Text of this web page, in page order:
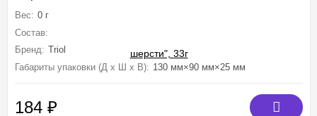
Вес: 0 г
Состав:
Бренд: Triol
Габариты упаковки (Д х Ш х В): 130 мм×90 мм×25 мм
184 ₽